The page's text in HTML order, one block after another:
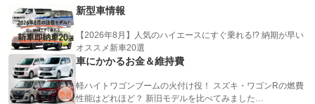
新型車情報
【2026年8月】人気のハイエースにすぐ乗れる!? 納期が早い
オススメ新車20選
車にかかるお金＆維持費
軽ハイトワゴンブームの火付け役！ スズキ・ワゴンRの燃費
性能はどれほど？ 新旧モデルを比べてみました…